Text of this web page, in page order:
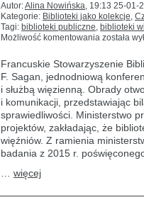
Autor:Alina Nowińska, 19:13 25-01-
Kategorie: Biblioteki jako kolekcje,
Tagi: biblioteki publiczne, biblioteki
Możliwość komentowania
bibliotekami
a
we
Francji
została
Francuskie Stowarzyszenie
F. Sagan, jednodniową
i służbą więzienną. Obrady
i komunikacji, przedstawiając
sprawiedliwości. Ministerstwo
projektów, zakładając, że
więźniów. Z ramienia
badania z 2015 r.
więcej